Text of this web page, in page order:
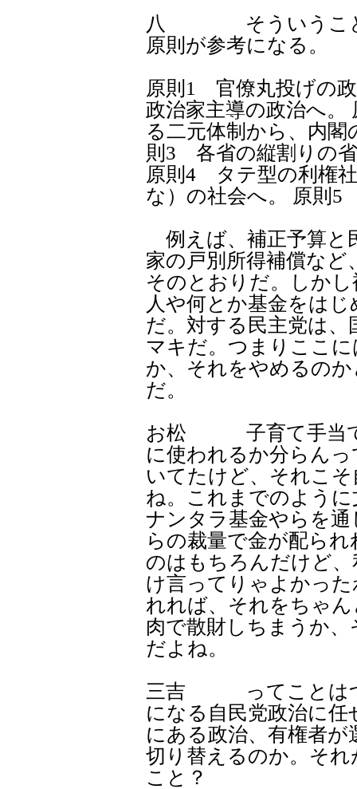
八 そういうことで
原則が参考になる。
原則1 官僚丸投げの
政治家主導の政治へ
る二元体制から、内閣
則3 各省の縦割りの
原則4 タテ型の利権
な）の社会へ。 原則
例えば、補正予算と
家の戸別所得補償な
そのとおりだ。しか
人や何とか基金をは
だ。対する民主党は
マキだ。つまりここ
か、それをやめるの
だ。
お松 子育て手当て
に使われるか分らん
いてたけど、それこ
ね。これまでのよう
ナンタラ基金やらを
らの裁量で金が配ら
のはもちろんだけど
け言ってりゃよかっ
れれば、それをちゃ
肉で散財しちまうか
だよね。
三吉 ってことはつ
になる自民党政治に
にある政治、有権者
切り替えるのか。そ
こと？